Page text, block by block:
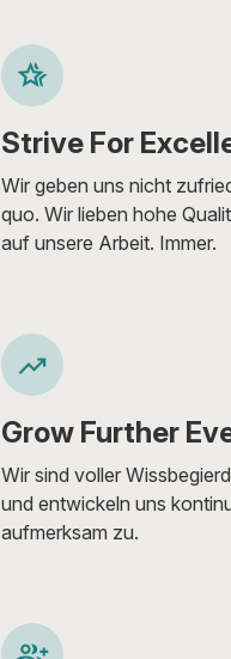
Strive For
Wir geben uns nicht
quo. Wir lieben hohe
auf unsere Arbeit. Immer.
Grow Further
Wir sind voller
und entwickeln uns
aufmerksam zu.